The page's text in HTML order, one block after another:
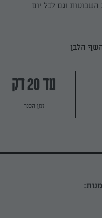
וגם לכל יום
הלבן
עד 20 דק
זמן הכנה